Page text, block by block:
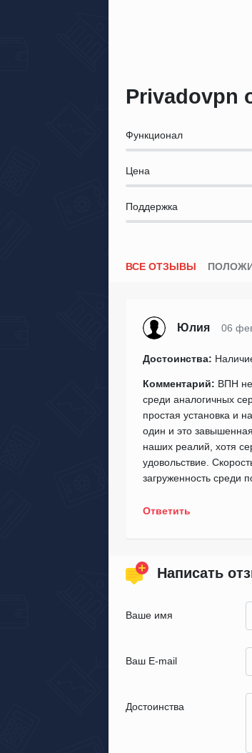
Privadovpn
Функционал
Цена
Поддержка
ВСЕ ОТЗЫВЫ
Юлия 06
Достоинства:
Комментарий: ВПН не
среди аналогичных
простая установка и
один и это
наших реалий, хотя
удовольствие.
загруженность среди
Ответить
Написать
Ваше имя
Ваш E-mail
Достоинства